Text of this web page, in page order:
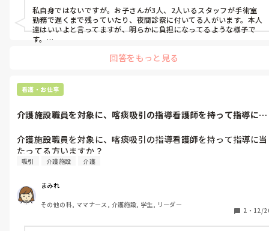
私自身ではないですが。お子さんが3人、2人いるスタッフが手術室
勤務で遅くまで残っていたり、夜間診察に付いてる人がいます。本人
達はいいよと言ってますが、明らかに負担になってるような様子で
す。
理をしないで欲しいです。回答をもっと見る
看護・お仕事
介護施設職員を対象に、喀痰吸引の指導看護師を持って指導に当
介護施設職員を対象に、喀痰吸引の指導看護師を持って指導に当
吸引 介護施設 介護
まみれ
その他の科, ママナース, 介護施設, 学生, リーダー
2 ・ 12/